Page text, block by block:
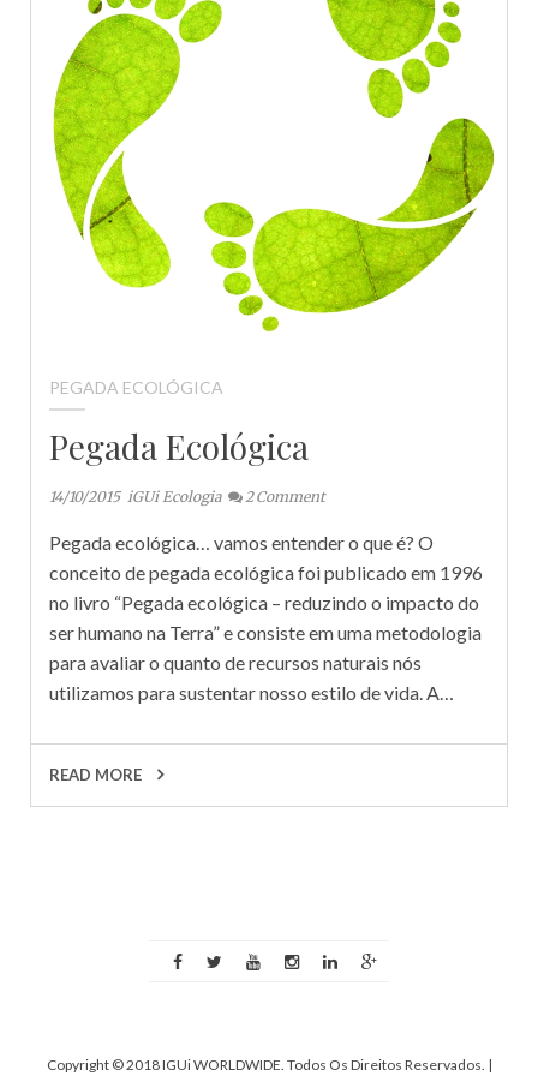
PEGADA ECOLÓGICA
Pegada Ecológica
14/10/2015 iGUi Ecologia 2 Comment
Pegada ecológica… vamos entender o que é? O
conceito de pegada ecológica foi publicado em 1996
no livro “Pegada ecológica – reduzindo o impacto do
ser humano na Terra” e consiste em uma metodologia
para avaliar o quanto de recursos naturais nós
utilizamos para sustentar nosso estilo de vida. A…
READ MORE
Copyright © 2018 IGUi WORLDWIDE. Todos Os Direitos Reservados. |